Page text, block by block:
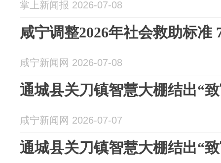
掌上新闻报 2026-07-08
咸宁调整2026年社会救助标准
咸宁新闻网 2026-07-08
通城县关刀镇智慧大棚结出“
咸宁新闻网 2026-07-07
通城县关刀镇智慧大棚结出“